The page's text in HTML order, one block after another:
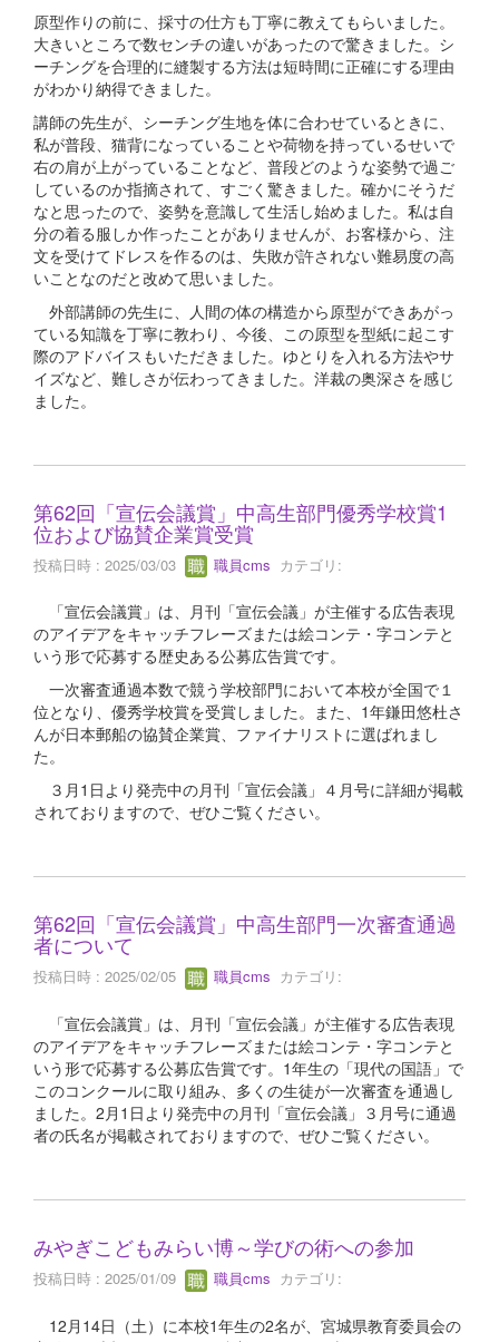
原型作りの前に、採寸の仕方も丁寧に教えてもらいました。
大きいところで数センチの違いがあったので驚きました。シ
ーチングを合理的に縫製する方法は短時間に正確にする理由
がわかり納得できました。
講師の先生が、シーチング生地を体に合わせているときに、
私が普段、猫背になっていることや荷物を持っているせいで
右の肩が上がっていることなど、普段どのような姿勢で過ご
しているのか指摘されて、すごく驚きました。確かにそうだ
なと思ったので、姿勢を意識して生活し始めました。私は自
分の着る服しか作ったことがありませんが、お客様から、注
文を受けてドレスを作るのは、失敗が許されない難易度の高
いことなのだと改めて思いました。
外部講師の先生に、人間の体の構造から原型ができあがっ
ている知識を丁寧に教わり、今後、この原型を型紙に起こす
際のアドバイスもいただきました。ゆとりを入れる方法やサ
イズなど、難しさが伝わってきました。洋裁の奥深さを感じ
ました。
第62回「宣伝会議賞」中高生部門優秀学校賞1
位および協賛企業賞受賞
投稿日時 : 2025/03/03 職員cms カテゴリ:
「宣伝会議賞」は、月刊「宣伝会議」が主催する広告表現
のアイデアをキャッチフレーズまたは絵コンテ・字コンテと
いう形で応募する歴史ある公募広告賞です。
一次審査通過本数で競う学校部門において本校が全国で１
位となり、優秀学校賞を受賞しました。また、1年鎌田悠杜さ
んが日本郵船の協賛企業賞、ファイナリストに選ばれまし
た。
３月1日より発売中の月刊「宣伝会議」４月号に詳細が掲載
されておりますので、ぜひご覧ください。
第62回「宣伝会議賞」中高生部門一次審査通過
者について
投稿日時 : 2025/02/05 職員cms カテゴリ:
「宣伝会議賞」は、月刊「宣伝会議」が主催する広告表現
のアイデアをキャッチフレーズまたは絵コンテ・字コンテと
いう形で応募する公募広告賞です。1年生の「現代の国語」で
このコンクールに取り組み、多くの生徒が一次審査を通過し
ました。2月1日より発売中の月刊「宣伝会議」３月号に通過
者の氏名が掲載されておりますので、ぜひご覧ください。
みやぎこどもみらい博～学びの術への参加
投稿日時 : 2025/01/09 職員cms カテゴリ:
12月14日（土）に本校1年生の2名が、宮城県教育委員会の